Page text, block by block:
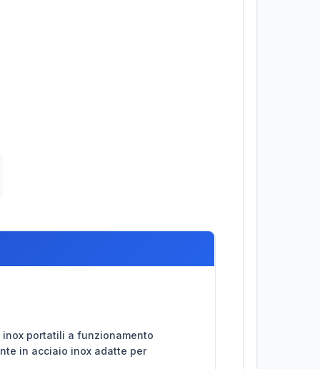
inox portatili a funzionamento
in acciaio inox adatte per